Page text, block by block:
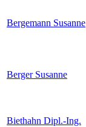
Bergemann Susanne
Berger Susanne
Biethahn Dipl.-Ing.